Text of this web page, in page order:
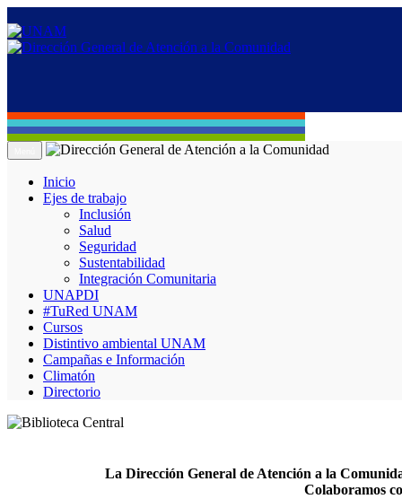
Inicio
Ejes de trabajo
Inclusión
Salud
Seguridad
Sustentabilidad
Integración Comunitaria
UNAPDI
#TuRed UNAM
Cursos
Distintivo ambiental UNAM
Campañas e Información
Climatón
Directorio
La Dirección General de Atención a la
Colaboramos